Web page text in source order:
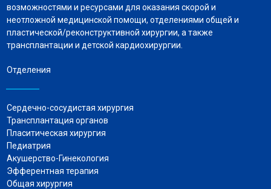
возможностями и ресурсами для оказания скорой и
неотложной медицинской помощи, отделениями общей и
пластической/реконструктивной хирургии, а также
трансплантации и детской кардиохирургии.
Отделения
Сердечно-сосудистая хирургия
Трансплантация органов
Пласитическая хирургия
Педиатрия
Акушерство-Гинекология
Эфферентная терапия
Общая хирургия